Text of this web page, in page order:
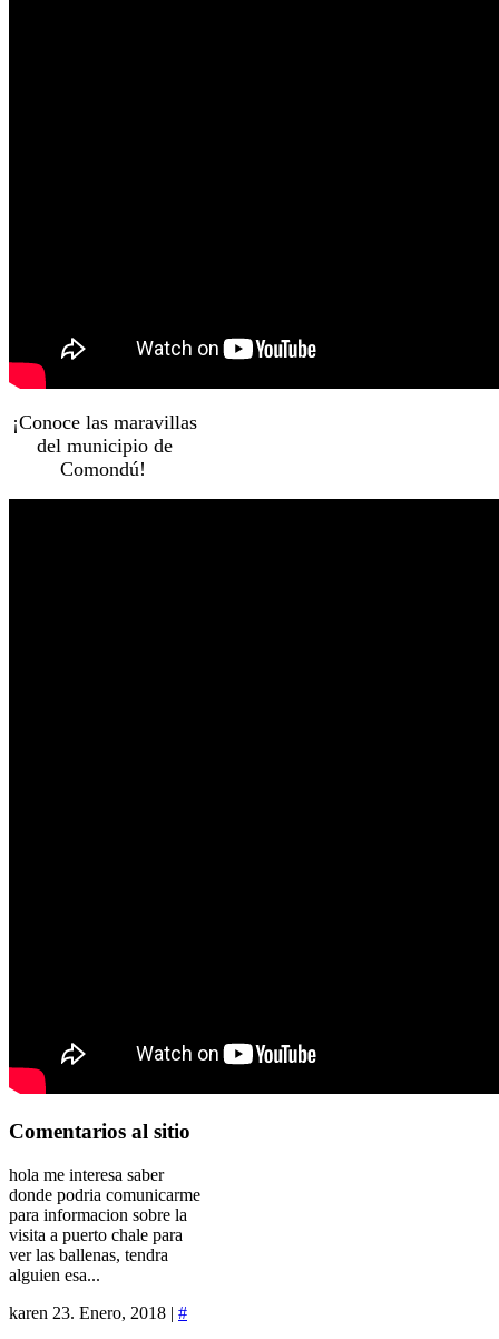
¡Conoce las maravillas
del municipio de
Comondú!
Comentarios al sitio
hola me interesa saber
donde podria comunicarme
para informacion sobre la
visita a puerto chale para
ver las ballenas, tendra
alguien esa...
karen 23. Enero, 2018 | #